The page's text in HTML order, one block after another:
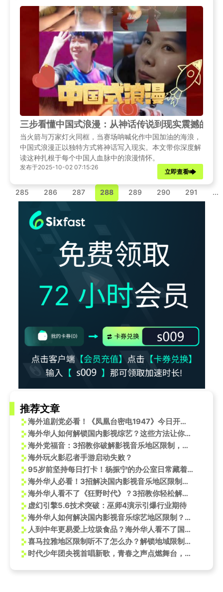
三步看懂中国式浪漫：从神话传说到现实震撼的奇
当火箭与万家灯火同框，当赛场呐喊化作中国加油的海浪，
中国式浪漫正以独特方式将神话写入现实。本文带你深度解
读这种扎根于每个中国人血脉中的浪漫情怀。
发布于2025-10-02 07:15:26
立即查看
285 286 287 288 289 290 291 ...
推荐文章
海外追剧党必看！《凤凰台密电1947》今日开播，教你解锁地区限制看谍战
海外华人如何解锁国内影视综艺？这些方法让你告别播放限制烦恼
海外党福音：3招教你破解影视音乐地区限制，告别卡顿烦恼！
海外玩火影忍者手游启动失败？
95岁前坚持每日打卡！杨振宁的办公室日常藏着怎样的成功密码？
海外华人必看！3招解决国内影视音乐地区限制，轻松追《国风超有戏》
海外华人看不了《狂野时代》？3招教你轻松解锁地区限制，追剧不再难！
虚幻引擎5.6技术突破：巫师4演示引爆行业期待
海外华人如何解决国内影视音乐综艺地区限制？这些实用技巧帮你轻松搞定
人到中年更易爱上垃圾食品？海外华人看不了国内综艺，或许不只是嘴馋那么简单
喜马拉雅地区限制听不了怎么办？解锁地域限制畅听喜马拉雅
时代少年团央视首唱新歌，青春之声点燃舞台，海外粉丝却直呼“看不了”？